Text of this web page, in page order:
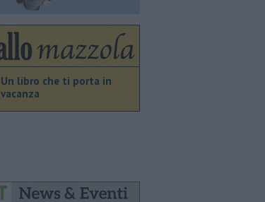
Un libro che ti porta in
vacanza